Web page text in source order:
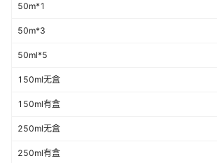
50m*1
50m*3
50ml*5
150ml无盒
150ml有盒
250ml无盒
250ml有盒